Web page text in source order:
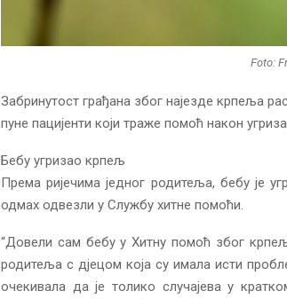
Foto:
Забринутост грађана због најезде крпеља
пуне пацијенти који траже помоћ након
Бебу угризао крпељ
Према ријечима једног родитеља, бебу је
одмах одвезли у Службу хитне помоћи.
“Довели сам бебу у Хитну помоћ због
родитеља с дјецом која су имала исти
очекивала да је толико случајева у